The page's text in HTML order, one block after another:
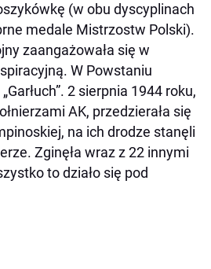
(w obu dyscyplinach
medale Mistrzostw Polski).
zaangażowała się w
W Powstaniu
„Garłuch”. 2 sierpnia 1944 roku,
AK, przedzierała się
na ich drodze stanęli
Zginęła wraz z 22 innymi
to działo się pod